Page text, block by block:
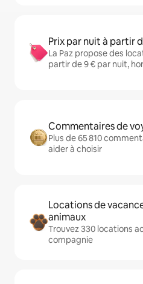
Prix par nuit à partir
La Paz propose des
partir de 9 € par nuit,
Commentaires de
Plus de 65 810
aider à choisir
Locations de
animaux
Trouvez 330 locations
compagnie